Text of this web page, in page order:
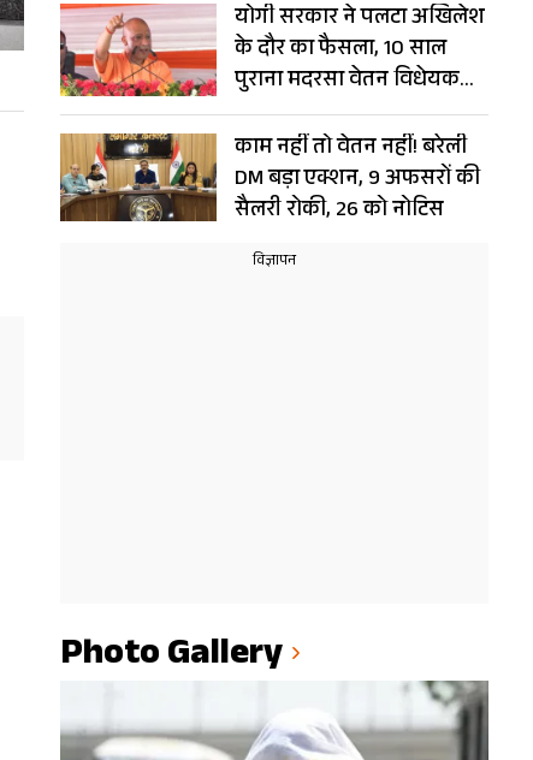
योगी सरकार ने पलटा अखिलेश
के दौर का फैसला, 10 साल
पुराना मदरसा वेतन विधेयक
हुआ रद्द
काम नहीं तो वेतन नहीं! बरेली
DM बड़ा एक्शन, 9 अफसरों की
सैलरी रोकी, 26 को नोटिस
Photo Gallery